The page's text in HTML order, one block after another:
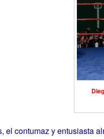
el contumaz y entusiasta